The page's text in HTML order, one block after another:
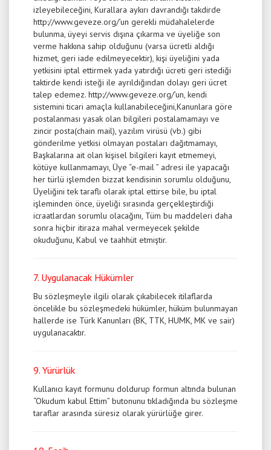
izleyebileceğini, Kurallara aykırı davrandığı takdirde
http://www.geveze.org/’un gerekli müdahalelerde
bulunma, üyeyi servis dışına çıkarma ve üyeliğe son
verme hakkına sahip olduğunu (varsa ücretli aldığı
hizmet, geri iade edilmeyecektir), kişi üyeliğini yada
yetkisini iptal ettirmek yada yatırdığı ücreti geri istediği
taktirde kendi isteği ile ayrıldığından dolayı geri ücret
talep edemez. http://www.geveze.org/’un, kendi
sistemini ticari amaçla kullanabileceğini,Kanunlara göre
postalanması yasak olan bilgileri postalamamayı ve
zincir posta(chain mail), yazılım virüsü (vb.) gibi
gönderilme yetkisi olmayan postaları dağıtmamayı,
Başkalarına ait olan kişisel bilgileri kayıt etmemeyi,
kötüye kullanmamayı, Üye “e-mail ” adresi ile yapacağı
her türlü işlemden bizzat kendisinin sorumlu olduğunu,
Üyeliğini tek taraflı olarak iptal ettirse bile, bu iptal
işleminden önce, üyeliği sırasında gerçekleştirdiği
icraatlardan sorumlu olacağını, Tüm bu maddeleri daha
sonra hiçbir itiraza mahal vermeyecek şekilde
okuduğunu, Kabul ve taahhüt etmiştir.
7. Uygulanacak Hükümler
Bu sözleşmeyle ilgili olarak çıkabilecek itilaflarda
öncelikle bu sözleşmedeki hükümler, hüküm bulunmayan
hallerde ise Türk Kanunları (BK, TTK, HUMK, MK ve sair)
uygulanacaktır.
9. Yürürlük
Kullanıcı kayıt formunu doldurup formun altında bulunan
“Okudum kabul Ettim” butonunu tıkladığında bu sözleşme
taraflar arasında süresiz olarak yürürlüğe girer.